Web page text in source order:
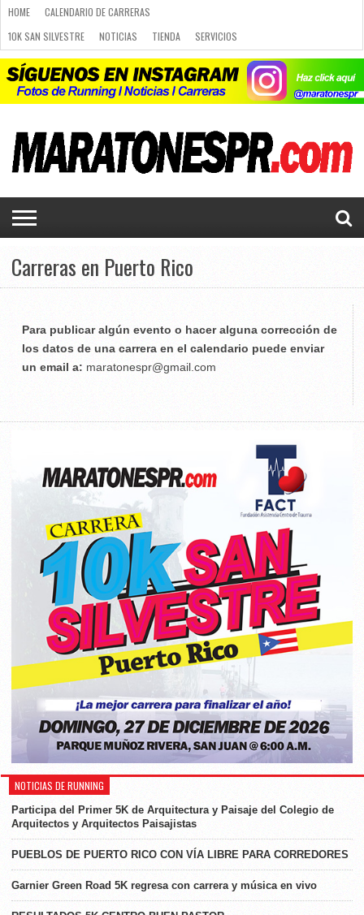
RUNNING
NOTICIAS
CALENDARIO
DE
CARRERAS
PLANES
DE
RUNNING
LUGARES
PARA
CORRER
10K SAN
SILVESTRE
CURSO
DE
RUNNING
TIENDA
SERVICIOS
CONTACTO
HOME
CALENDARIO DE CARRERAS
10K SAN SILVESTRE
NOTICIAS TIENDA
SERVICIOS
PLANES DE RUNNING
PUBLICIDAD
CARRERAS
LUGARES PARA CORRER
CALENDARIO DE CARRERAS
PORTAL DE MIEMBROS
Carreras en Puerto Rico
Para publicar algún evento o hacer alguna corrección de
los datos de una carrera en el calendario puede enviar
un email a: maratonespr@gmail.com
NOTICIAS DE RUNNING
Participa del Primer 5K de Arquitectura y Paisaje del Colegio de
Arquitectos y Arquitectos Paisajistas
PUEBLOS DE PUERTO RICO CON VÍA LIBRE PARA CORREDORES
Garnier Green Road 5K regresa con carrera y música en vivo